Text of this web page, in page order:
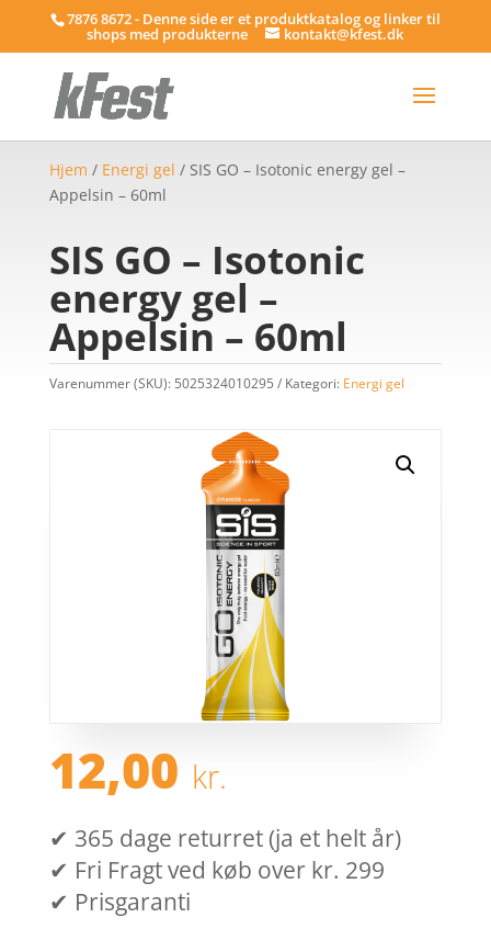
7876 8672 - Denne side er et produktkatalog og linker til
shops med produkterne kontakt@kfest.dk
Hjem / Energi gel / SIS GO – Isotonic energy gel –
Appelsin – 60ml
SIS GO – Isotonic
energy gel –
Appelsin – 60ml
Varenummer (SKU): 5025324010295 Kategori: Energi gel
12,00 kr.
✔ 365 dage returret (ja et helt år)
✔ Fri Fragt ved køb over kr. 299
✔ Prisgaranti